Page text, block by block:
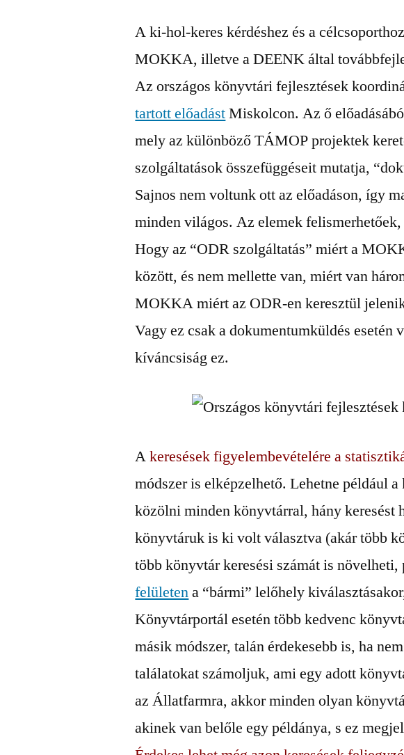
A ki-hol-keres kérdéshez és a
MOKKA, illetve a DEENK által
Az országos könyvtári fejlesztések
tartott előadástMiskolcon. Az ő
mely az különböző TÁMOP projektek
szolgáltatások összefüggéseit mutatja,
Sajnos nem voltunk ott az előadáson, így
minden világos. Az elemek felismerhetőek,
Hogy az “ODR szolgáltatás” miért a
között, és nem mellette van, miért van
MOKKA miért az ODR-en keresztül
Vagy ez csak a dokumentumküldés
kíváncsiság ez.
Akeresések figyelembevételére a
módszer is elképzelhető. Lehetne például a
közölni minden könyvtárral, hány keresést
könyvtáruk is ki volt választva (akár több
több könyvtár keresési számát is
felületena “bármi” lelőhely
Könyvtárportál esetén több kedvenc
másik módszer, talán érdekesebb is, ha
találatokat számoljuk, ami egy adott
az Állatfarmra, akkor minden olyan
akinek van belőle egy példánya, s ez